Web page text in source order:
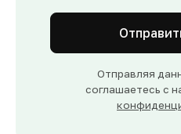
Отправляя
соглашаетесь с